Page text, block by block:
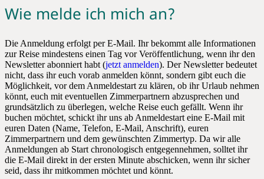
Wie melde ich mich an?
Die Anmeldung erfolgt per E-Mail. Ihr bekommt alle Informationen
zur Reise mindestens einen Tag vor Veröffentlichung, wenn ihr den
Newsletter abonniert habt (jetzt anmelden). Der Newsletter bedeutet
nicht, dass ihr euch vorab anmelden könnt, sondern gibt euch die
Möglichkeit, vor dem Anmeldestart zu klären, ob ihr Urlaub nehmen
könnt, euch mit eventuellen Zimmerpartnern abzusprechen und
grundsätzlich zu überlegen, welche Reise euch gefällt. Wenn ihr
buchen möchtet, schickt ihr uns ab Anmeldestart eine E-Mail mit
euren Daten (Name, Telefon, E-Mail, Anschrift), euren
Zimmerpartnern und dem gewünschten Zimmertyp. Da wir alle
Anmeldungen ab Start chronologisch entgegennehmen, solltet ihr
die E-Mail direkt in der ersten Minute abschicken, wenn ihr sicher
seid, dass ihr mitkommen möchtet und könnt.